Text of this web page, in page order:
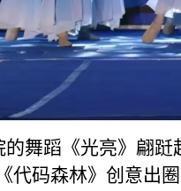
舞蹈《光亮》翩跹
代码森林》创意出